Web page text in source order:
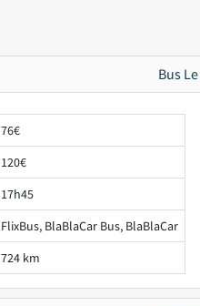
Bus
76€
120€
17h45
FlixBus, BlaBlaCar Bus, BlaBlaCar
724 km